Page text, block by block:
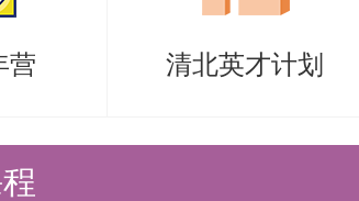
营 清北英才计划